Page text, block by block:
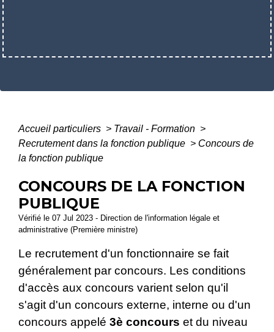
Accueil particuliers > Travail - Formation >
Recrutement dans la fonction publique > Concours de
la fonction publique
CONCOURS DE LA FONCTION
PUBLIQUE
Vérifié le 07 Jul 2023 - Direction de l'information légale et
administrative (Première ministre)
Le recrutement d'un fonctionnaire se fait
généralement par concours. Les conditions
d'accès aux concours varient selon qu'il
s'agit d'un concours externe, interne ou d'un
concours appelé 3è concours et du niveau